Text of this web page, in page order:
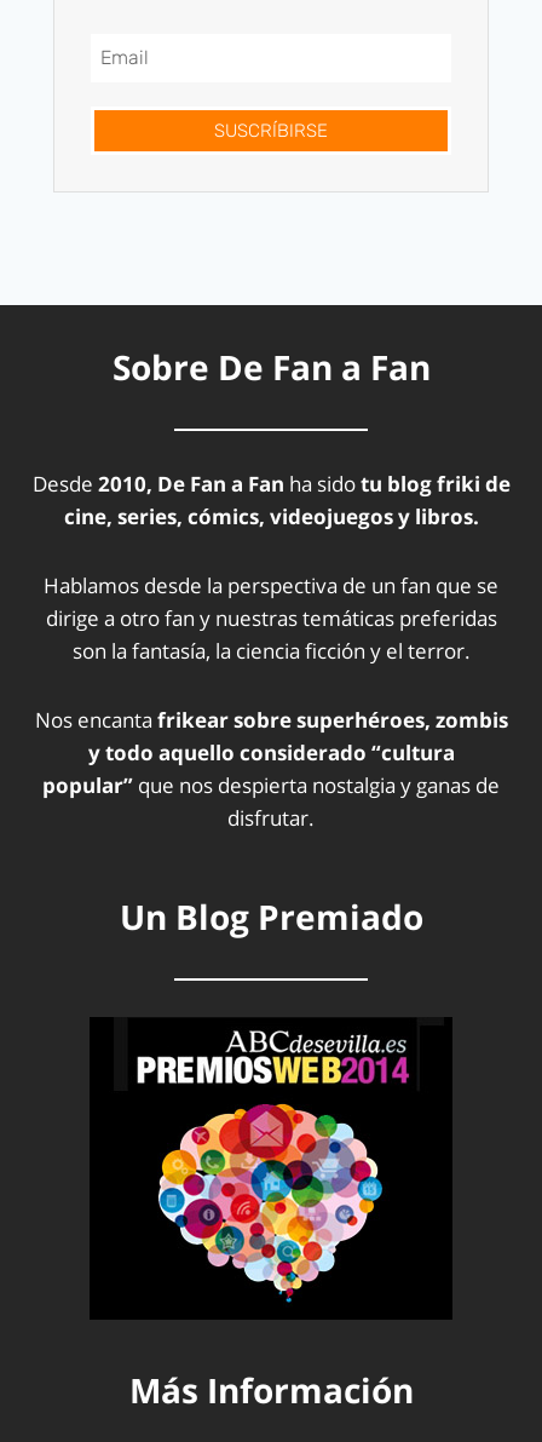
SUSCRÍBIRSE
Sobre De Fan a Fan
Desde 2010, De Fan a Fan ha sidotu blog friki de
cine, series, cómics, videojuegos y libros.
Hablamos desde la perspectiva de un fan que se
dirige a otro fan y nuestras temáticas preferidas
son la fantasía, la ciencia ficción y el terror.
Nos encanta frikear sobre superhéroes, zombis
y todo aquello considerado “cultura
popular” que nos despierta nostalgia y ganas de
disfrutar.
Un Blog Premiado
Más Información